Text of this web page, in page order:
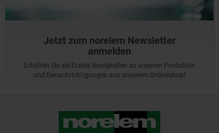
Jetzt zum norelem Newsletter
anmelden
Erhalten Sie als Erstes Neuigkeiten zu unseren Produkten
und Benachrichtigungen aus unserem Onlineshop!